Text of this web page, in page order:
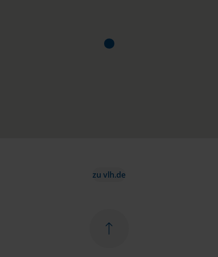
zu vlh.de